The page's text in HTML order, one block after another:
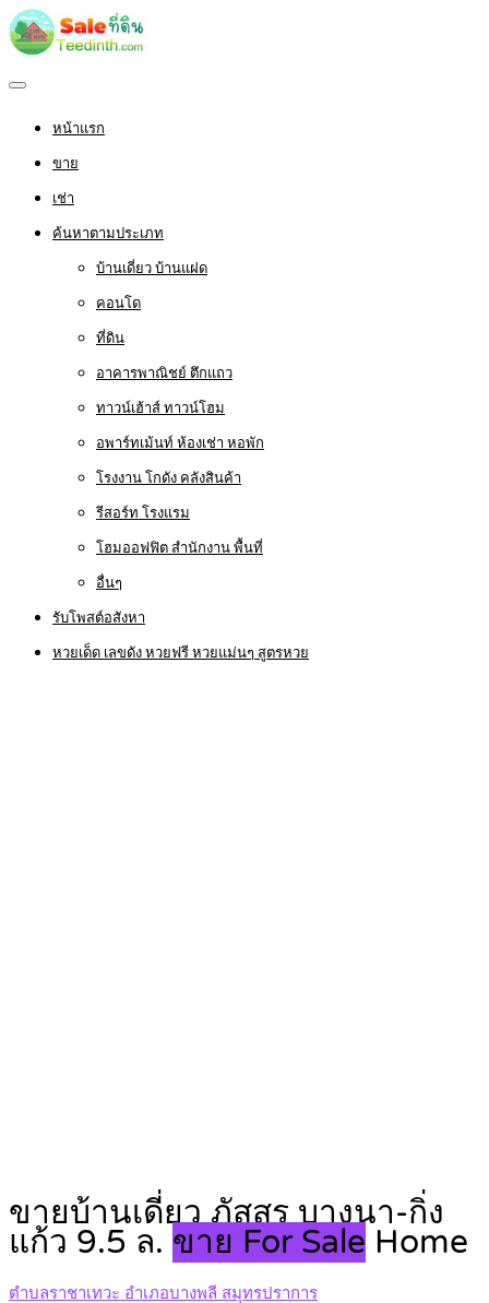
หน้าแรก
ขาย
เช่า
ค้นหาตามประเภท
บ้านเดี่ยว บ้านแฝด
คอนโด
ที่ดิน
อาคารพาณิชย์ ตึกแถว
ทาวน์เฮ้าส์ ทาวน์โฮม
อพาร์ทเม้นท์ ห้องเช่า หอพัก
โรงงาน โกดัง คลังสินค้า
รีสอร์ท โรงแรม
โฮมออฟฟิต สำนักงาน พื้นที่
อื่นๆ
รับโพสต์อสังหา
หวยเด็ด เลขดัง หวยฟรี หวยแม่นๆ สูตรหวย
ขายบ้านเดี่ยว ภัสสร บางนา-กิ่ง
แก้ว 9.5 ล. ขาย For Sale Home
ตำบลราชาเทวะ อำเภอบางพลี สมุทรปราการ